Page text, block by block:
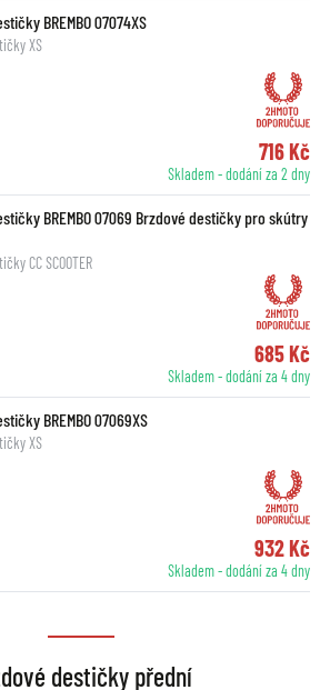
BREMBO 07074XS
XS
716 Kč
Skladem - dodání za 2 dny
BREMBO 07069 Brzdové destičky pro skútry
CC SCOOTER
685 Kč
Skladem - dodání za 4 dny
BREMBO 07069XS
XS
932 Kč
Skladem - dodání za 4 dny
destičky přední